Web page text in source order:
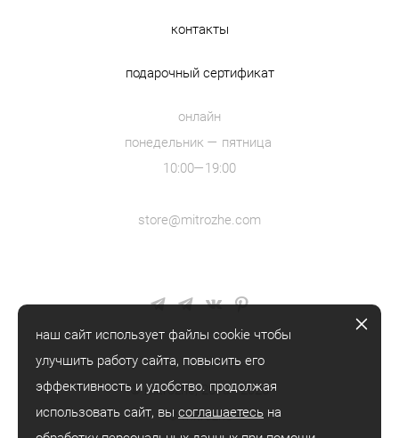
контакты
подарочный сертификат
онлайн
понедельник — пятница
10:00—19:00
store@mitrozhe.com
© mitrozhe, 2018—2026
® mitrozhe
наш сайт использует файлы cookie чтобы
улучшить работу сайта, повысить его
эффективность и удобство. продолжая
использовать сайт, вы соглашаетесь на